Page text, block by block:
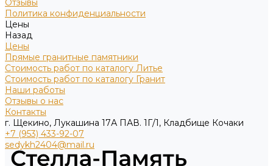
Отзывы
Политика конфиденциальности
Цены
Назад
Цены
Прямые гранитные памятники
Стоимость работ по каталогу Литье
Стоимость работ по каталогу Гранит
Наши работы
Отзывы о нас
Контакты
г. Щекино, Лукашина 17А ПАВ. 1Г/1, Кладбище Кочаки
+7 (953) 433-92-07
sedykh2404@mail.ru